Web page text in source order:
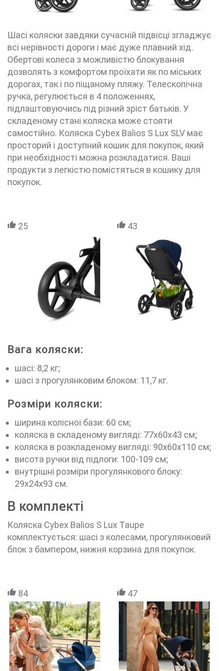
Шасі коляски завдяки сучасній підвісці згладжує
всі нерівності дороги і має дуже плавний хід.
Обертові колеса з можливістю блокування
дозволять з комфортом проїхати як по міських
дорогах, так і по піщаному пляжу. Телескопічна
ручка, регулюється в 4 положеннях,
підлаштовуючись під різний зріст батьків. У
складеному стані коляска може стояти
самостійно. Коляска Cybex Balios S Lux SLV має
просторий і доступний кошик для покупок, який
при необхідності можна розкладатися. Ваші
продукти з легкістю помістяться в кошику для
покупок.
25 43
Вага коляски:
шасі: 8,2 кг;
шасі з прогулянковим блоком: 11,7 кг.
Розміри коляски:
ширина колісної бази: 60 см;
коляска в складеному вигляді: 77x60x43 см;
коляска в розкладеному вигляді: 90x60x110 см;
висота ручки від підлоги: 100-109 см;
внутрішні розміри прогулянкового блоку:
29х24х93 см.
В комплекті
Коляска Cybex Balios S Lux Taupe
комплектується: шасі з колесами, прогулянковий
блок з бампером, нижня корзина для покупок.
84 47